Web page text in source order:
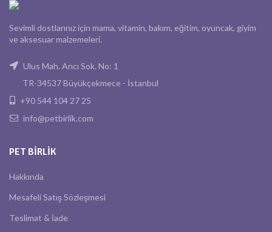
Sevimli dostlarınız için mama, vitamin, bakım, eğitim, oyuncak, giyim
ve aksesuar malzemeleri.
Ulus Mah. Arıcı Sok. No: 1
TR-34537 Büyükçekmece - İstanbul
+90 544 104 27 25
info@petbirlik.com
PET BIRLIK
Hakkında
Mesafeli Satış Sözleşmesi
Teslimat & İade